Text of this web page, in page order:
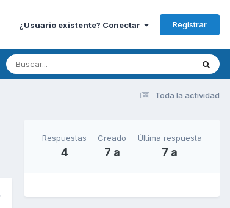
¿Usuario existente? Conectar Registrar
Toda la actividad
Respuestas
4
Creado
7 a
Última respuesta
7 a